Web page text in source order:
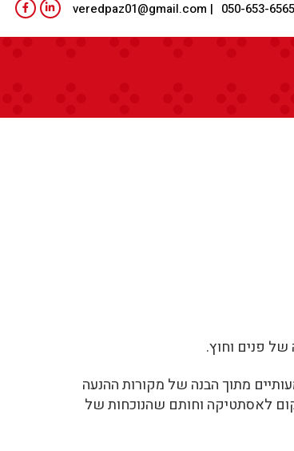
050-653-6565
| veredpaz01@gmail.com
של פנים וחוץ.
מתוך הבנה של מקורות ההנעה
לאסתטיקה וחותם שהנוכחות של